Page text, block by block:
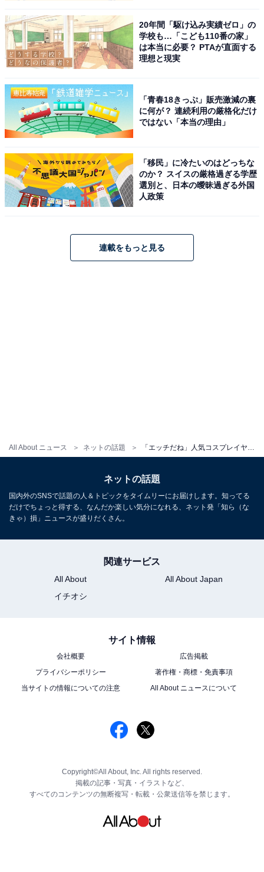
All About ニュース ネットの話題
20年間「駆け込み実績ゼロ」の
学校も…「こども110番の家」
は本当に必要？ PTAが直面する
理想と現実
「青春18きっぷ」販売激減の裏
に何が？ 連続利用の厳格化だけ
ではない「本当の理由」
「移民」に冷たいのはどっちな
のか？ スイスの厳格過ぎる学歴
選別と、日本の曖昧過ぎる外国
人政策
連載をもっと見る
ネットの話題
国内外のSNSで話題の人＆トピックをタイムリーにお届けします。知ってる
だけでちょっと得する、なんだか楽しい気分になれる、ネット発「知ら（な
きゃ）損」ニュースが盛りだくさん。
関連サービス
All About
All About Japan
イチオシ
サイト情報
会社概要
広告掲載
プライバシーポリシー
著作権・商標・免責事項
当サイトの情報についての注意
All About ニュースについて
Copyright©All About, Inc. All rights reserved.
掲載の記事・写真・イラストなど、
すべてのコンテンツの無断複写・転載・公衆送信等を禁じます。